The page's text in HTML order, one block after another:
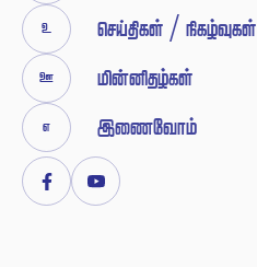
  / 
 
 
FacebookYoutube